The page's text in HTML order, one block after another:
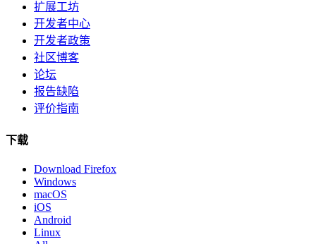
扩展工坊
开发者中心
开发者政策
社区博客
论坛
报告缺陷
评价指南
下载
Download Firefox
Windows
macOS
iOS
Android
Linux